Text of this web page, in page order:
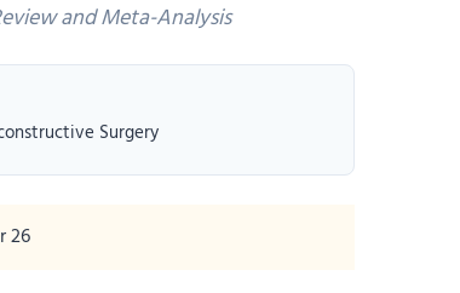
and Meta-Analysis
Surgery
26